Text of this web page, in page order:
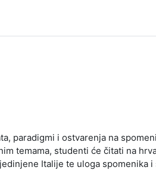
paradigmi i ostvarenja na
temama, studenti će čitati na
Italije te uloga spomenika